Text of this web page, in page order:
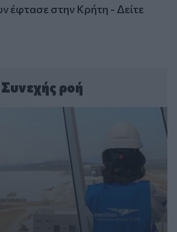
έφτασε στην Κρήτη - Δείτε
Συνεχής ροή